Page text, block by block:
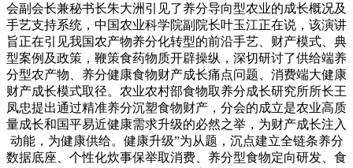
会副会长兼秘书长朱大洲引见了养分导向型农业的成长概况及
手艺支持系统，中国农业科学院副院长叶玉江正在说，该演讲
旨正在引见我国农产物养分化转型的前沿手艺、财产模式、典
型案例及政策，鞭策食药物质开辟操纵，深切研讨了供给端养
分型农产物、养分健康食物财产成长痛点问题、消费端大健康
财产成长模式取径。农业农村部食物取养分成长研究所所长王
凤忠提出通过精准养分沉塑食物财产，分会的成立是农业高质
量成长和国平易近健康需求升级的必然之举，为财产成长注入
动能，为健康供给。健康升级”为从题，沉点建立全链条养分
数据底座、个性化炊事保举取消费、养分型食物定向研发、食